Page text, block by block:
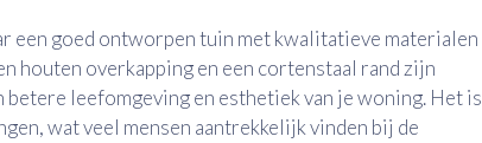
een goed ontworpen tuin met kwalitatieve materialen
houten overkapping en een cortenstaal rand zijn
leefomgeving en esthetiek van je woning. Het is
wat veel mensen aantrekkelijk vinden bij de